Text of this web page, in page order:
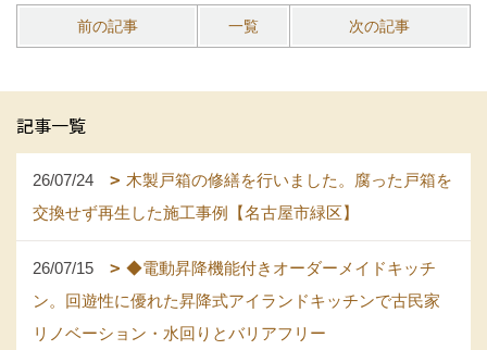
前の記事 一覧 次の記事
記事一覧
26/07/24
木製戸箱の修繕を行いました。腐った戸箱を
交換せず再生した施工事例【名古屋市緑区】
26/07/15
◆電動昇降機能付きオーダーメイドキッチ
ン。回遊性に優れた昇降式アイランドキッチンで古民家
リノベーション・水回りとバリアフリー